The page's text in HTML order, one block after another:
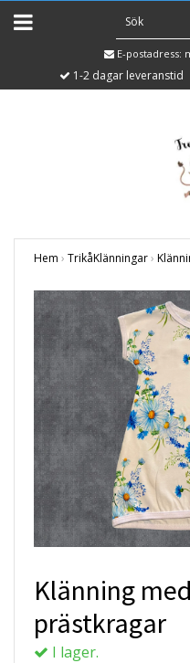
E-postadress:
1-2 dagar leveranstid
Hem › TrikåKlänningar›
Klänning
prästkragar
I lager.